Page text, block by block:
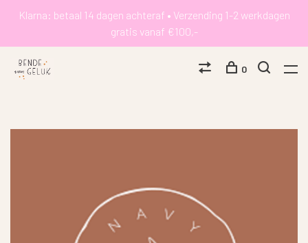
Klarna: betaal 14 dagen achteraf • Verzending 1-2 werkdagen
gratis vanaf €100,-
0